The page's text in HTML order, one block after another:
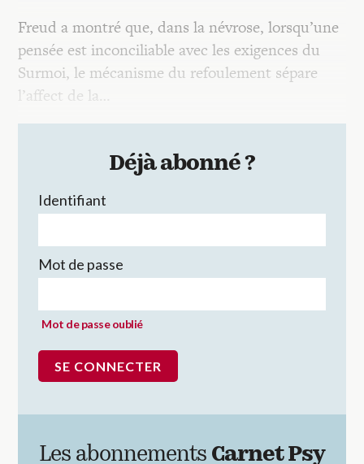
Freud a montré que, dans la névrose, lorsqu’une
pensée est inconciliable avec les exigences du
Surmoi, le mécanisme du refoulement sépare
l’affect de la…
Déjà abonné ?
Identifiant
Mot de passe
Mot de passe oublié
Les abonnements Carnet Psy